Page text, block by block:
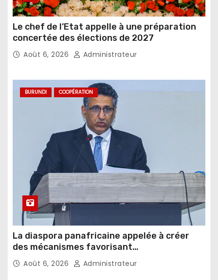
Le chef de l’Etat appelle à une préparation
concertée des élections de 2027
Août 6, 2026 Administrateur
BURUNDI COOPÉRATION
La diaspora panafricaine appelée à créer
des mécanismes favorisant
l’investissement dans les pays d’origine
Août 6, 2026 Administrateur